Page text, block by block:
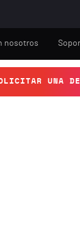
UNA
nosotros